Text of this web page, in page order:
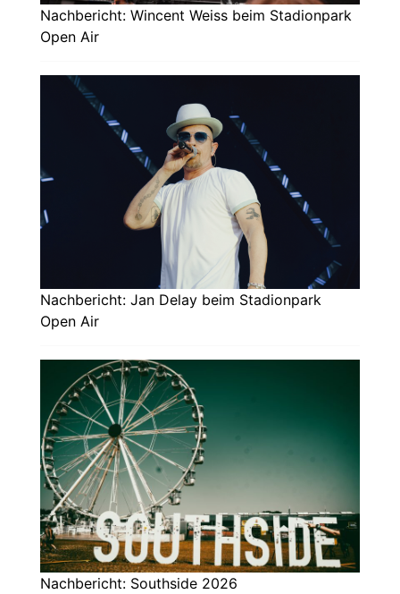
Nachbericht: Wincent Weiss beim Stadionpark
Open Air
Nachbericht: Jan Delay beim Stadionpark
Open Air
Nachbericht: Southside 2026